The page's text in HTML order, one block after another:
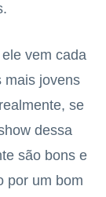
vem cada
mais jovens
se
dessa
são bons e
por um bom